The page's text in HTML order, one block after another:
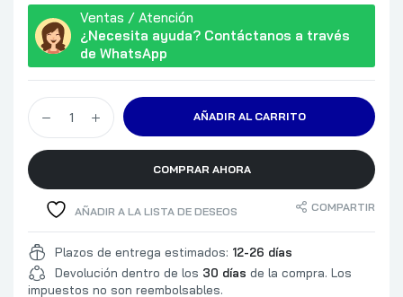
CARACTERISTICAS
BATERÍA (1
NUMERO DE
RUEDA
DERECHA,
DISEÑO
COLOR
Ventas / Atención
¿Necesita ayuda? Contáctanos a través
de WhatsApp
AÑADIR AL CARRITO
COMPRAR AHORA
AÑADIR A LA LISTA DE DESEOS COMPARTIR
Plazos de entrega estimados: 12-26 días
Devolución dentro de los 30 días de la compra. Los
impuestos no son reembolsables.